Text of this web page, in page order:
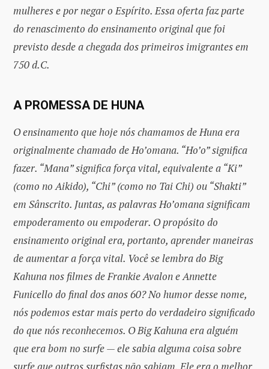
mulheres e por negar o Espírito. Essa oferta faz parte
do renascimento do ensinamento original que foi
previsto desde a chegada dos primeiros imigrantes em
750 d.C.
A PROMESSA DE HUNA
O ensinamento que hoje nós chamamos de Huna era
originalmente chamado de Ho’omana. “Ho’o” significa
fazer. “Mana” significa força vital, equivalente a “Ki”
(como no Aikido), “Chi” (como no Tai Chi) ou “Shakti”
em Sânscrito. Juntas, as palavras Ho’omana significam
empoderamento ou empoderar. O propósito do
ensinamento original era, portanto, aprender maneiras
de aumentar a força vital. Você se lembra do Big
Kahuna nos filmes de Frankie Avalon e Annette
Funicello do final dos anos 60? No humor desse nome,
nós podemos estar mais perto do verdadeiro significado
do que nós reconhecemos. O Big Kahuna era alguém
que era bom no surfe — ele sabia alguma coisa sobre
surfe que outros surfistas não sabiam. Ele era o melhor